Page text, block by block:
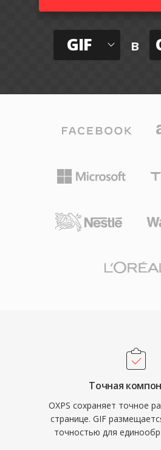
GIF в
Точная
OXPS сохраняет точное
странице. GIF
точностью для